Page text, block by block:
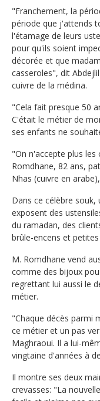
"Franchement, la
période que j'attends
l'étamage de leurs
pour qu'ils soient
décorée et que
casseroles", dit
cuivre de la médina.
"Cela fait presque 50
C'était le métier de
ses enfants ne
"On n'accepte plus
Romdhane, 82 ans,
Nhas (cuivre en
Dans ce célèbre souk,
exposent des
du ramadan, des
brûle-encens et
M. Romdhane vend
comme des bijoux
regrettant lui aussi le
métier.
"Chaque décès parmi
ce métier et un pas
Maghraoui. Il a lui-
vingtaine d'années à
Il montre ses deux
crevasses: "La